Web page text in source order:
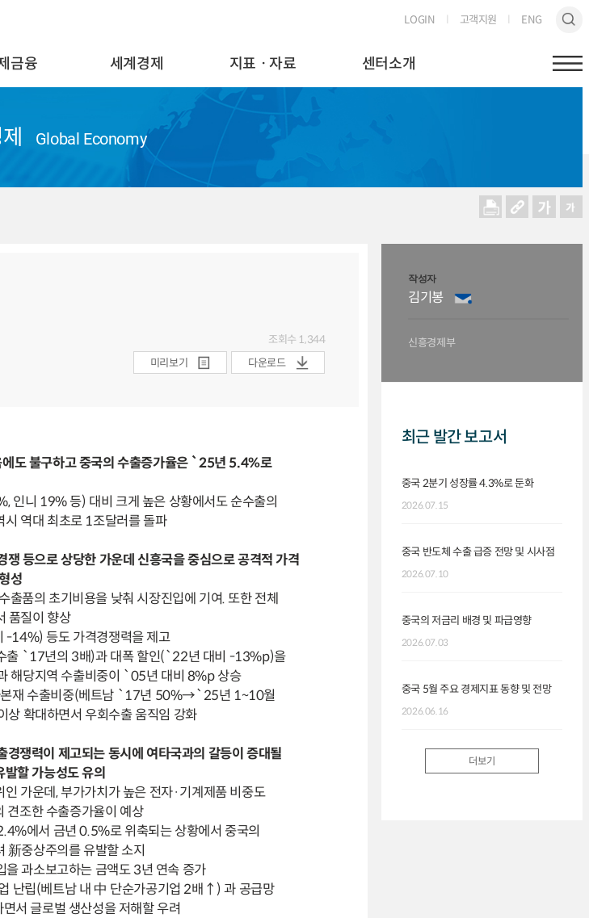
LOGIN 고객지원 ENG
금융 세계경제 지표ㆍ자료 센터소개
Global Economy
조회수 1,344
미리보기
다운로드
도 불구하고 중국의 수출증가율은 `25년 5.4%로
인니 19% 등) 대비 크게 높은 상황에서도 순수출의
역대 최초로 1조달러를 돌파
등으로 상당한 가운데 신흥국을 중심으로 공격적 가격
성
출품의 초기비용을 낮춰 시장진입에 기여. 또한 전체
품질이 향상
-14%) 등도 가격경쟁력을 제고
출 `17년의 3배)과 대폭 할인(`22년 대비 -13%p)을
해당지역 수출비중이 `05년 대비 8%p 상승
본재 수출비중(베트남 `17년 50%→`25년 1~10월
확대하면서 우회수출 움직임 강화
쟁력이 제고되는 동시에 여타국과의 갈등이 증대될
할 가능성도 유의
가운데, 부가가치가 높은 전자·기계제품 비중도
견조한 수출증가율이 예상
에서 금년 0.5%로 위축되는 상황에서 중국의
新중상주의를 유발할 소지
과소보고하는 금액도 3년 연속 증가
난립(베트남 내 中 단순가공기업 2배↑) 과 공급망
서 글로벌 생산성을 저해할 우려
작성자
김기봉
신흥경제부
최근 발간 보고서
중국 2분기 성장률 4.3%로 둔화
2026.07.15
중국 반도체 수출 급증 전망 및 시사점
2026.07.10
중국의 저금리 배경 및 파급영향
2026.07.03
중국 5월 주요 경제지표 동향 및 전망
2026.06.16
더보기